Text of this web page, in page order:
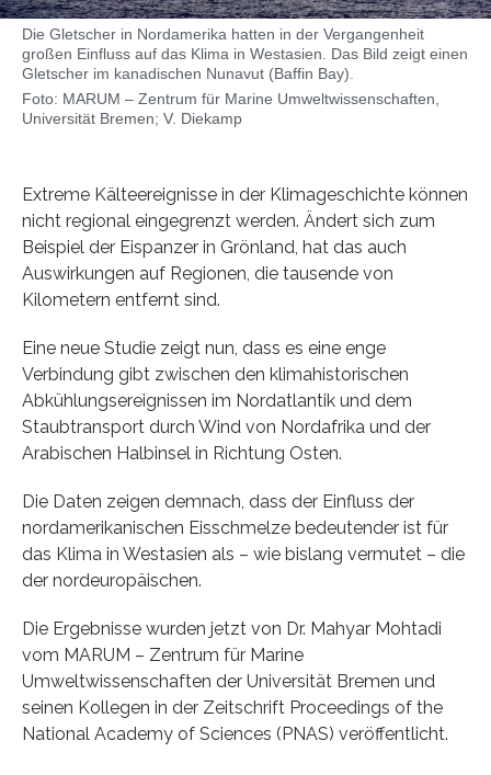
Die Gletscher in Nordamerika hatten in der Vergangenheit
großen Einfluss auf das Klima in Westasien. Das Bild zeigt einen
Gletscher im kanadischen Nunavut (Baffin Bay).
Foto: MARUM – Zentrum für Marine Umweltwissenschaften,
Universität Bremen; V. Diekamp
Extreme Kälteereignisse in der Klimageschichte können
nicht regional eingegrenzt werden. Ändert sich zum
Beispiel der Eispanzer in Grönland, hat das auch
Auswirkungen auf Regionen, die tausende von
Kilometern entfernt sind.
Eine neue Studie zeigt nun, dass es eine enge
Verbindung gibt zwischen den klimahistorischen
Abkühlungsereignissen im Nordatlantik und dem
Staubtransport durch Wind von Nordafrika und der
Arabischen Halbinsel in Richtung Osten.
Die Daten zeigen demnach, dass der Einfluss der
nordamerikanischen Eisschmelze bedeutender ist für
das Klima in Westasien als – wie bislang vermutet – die
der nordeuropäischen.
Die Ergebnisse wurden jetzt von Dr. Mahyar Mohtadi
vom MARUM – Zentrum für Marine
Umweltwissenschaften der Universität Bremen und
seinen Kollegen in der Zeitschrift Proceedings of the
National Academy of Sciences (PNAS) veröffentlicht.